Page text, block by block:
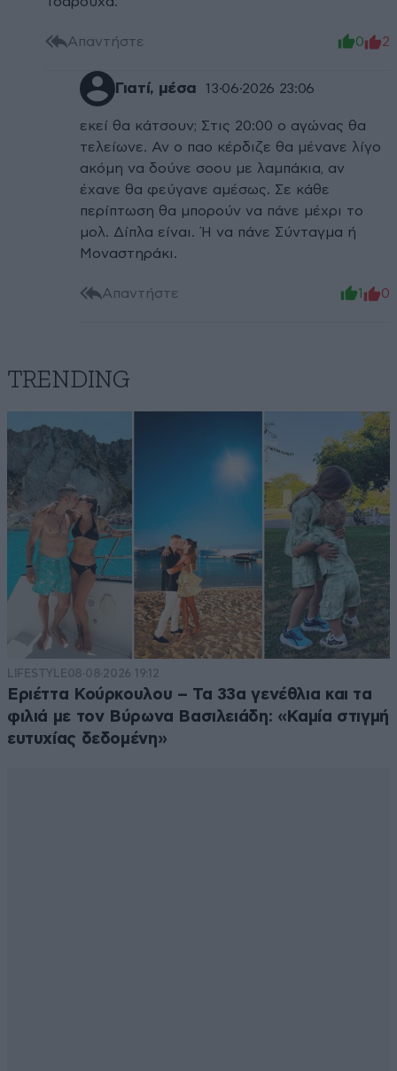
Απαντήστε 0 2
Γιατί, μέσα 13·06·2026 23:06
εκεί θα κάτσουν; Στις 20:00 ο αγώνας θα
τελείωνε. Αν ο παο κέρδιζε θα μένανε λίγο
ακόμη να δούνε σοου με λαμπάκια, αν
έχανε θα φεύγανε αμέσως. Σε κάθε
περίπτωση θα μπορούν να πάνε μέχρι το
μολ. Δίπλα είναι. Ή να πάνε Σύνταγμα ή
Μοναστηράκι.
Απαντήστε 1 0
TRENDING
LIFESTYLE08·08·2026 19:12
Εριέττα Κούρκουλου – Τα 33α γενέθλια και τα
φιλιά με τον Βύρωνα Βασιλειάδη: «Καμία στιγμή
ευτυχίας δεδομένη»